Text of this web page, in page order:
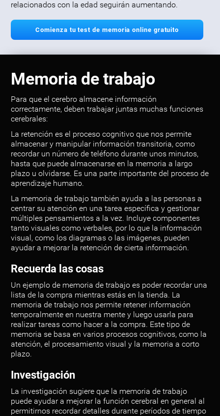
relacionados con la edad seguirán aumentando.
Comienza tu test de memoria online gratuito
Memoria de trabajo
Para que el cerebro almacene información
correctamente, deben trabajar juntas muchas funciones
cerebrales:
La retención es el proceso cognitivo que nos permite
almacenar y manipular información transitoria, como
recordar un número de teléfono durante unos minutos,
hasta que puede almacenarse en la memoria a largo
plazo u olvidarse. Es una parte importante del proceso de
aprendizaje humano.
La memoria de trabajo también ayuda a las personas a
centrar su atención en una tarea específica y gestionar
múltiples pensamientos a la vez. Incluye componentes
tanto visuales como verbales, por lo que la información
visual, como los diagramas o las imágenes, pueden
ayudar a mejorar la retención de cierta información.
Recuerda las cosas
Un ejemplo de memoria de trabajo es poder recordar una
lista de la compra mientras estás en la tienda. La
memoria de trabajo nos permite retener información
temporalmente en nuestra mente y luego usarla para
realizar tareas como hacer a la compra. Este tipo de
memoria se basa en varios procesos cognitivos, como la
atención, el procesamiento visual y la memoria a corto
plazo.
Investigación
La investigación sugiere que la memoria de trabajo
puede ayudar a mejorar la función cerebral en general al
permitirnos recordar detalles durante períodos de tiempo